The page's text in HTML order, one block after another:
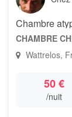
Chambre
CHAMBRE
Wattrelos,
50 €
/nuit